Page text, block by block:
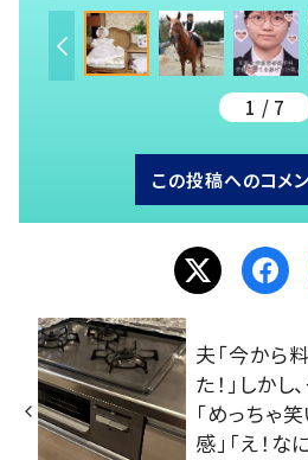
1 / 7
この投稿へのコメ
夫「今から
た！」しか
「めっちゃ
感」「え！な